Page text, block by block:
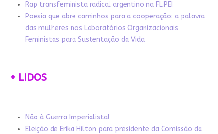
Rap transfeminista radical argentino na FLIPEI
Poesia que abre caminhos para a cooperação: a palavra
das mulheres nos Laboratórios Organizacionais
Feministas para Sustentação da Vida
+ LIDOS
Não à Guerra Imperialista!
Eleição de Erika Hilton para presidente da Comissão da